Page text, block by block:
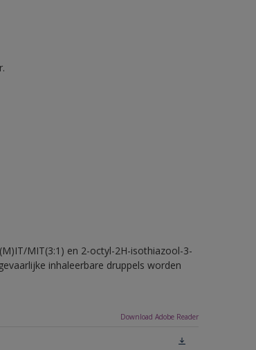
MIT(3:1) en 2-octyl-2H-isothiazool-3-
inhaleerbare druppels worden
Download Adobe Reader